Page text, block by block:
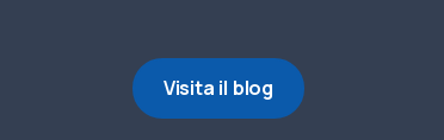
Visita il blog